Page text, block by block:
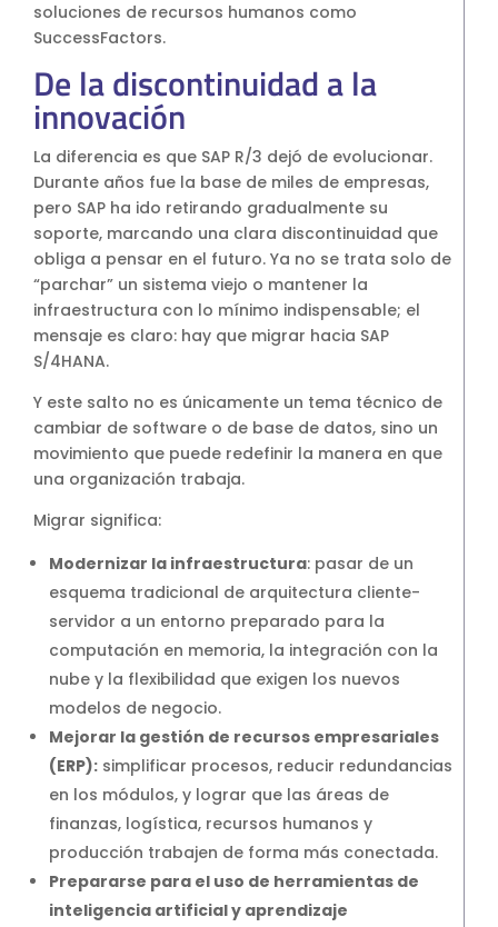
soluciones de recursos humanos como
SuccessFactors.
De la discontinuidad a la
innovación
La diferencia es que SAP R/3 dejó de evolucionar.
Durante años fue la base de miles de empresas,
pero SAP ha ido retirando gradualmente su
soporte, marcando una clara discontinuidad que
obliga a pensar en el futuro. Ya no se trata solo de
“parchar” un sistema viejo o mantener la
infraestructura con lo mínimo indispensable; el
mensaje es claro: hay que migrar hacia SAP
S/4HANA.
Y este salto no es únicamente un tema técnico de
cambiar de software o de base de datos, sino un
movimiento que puede redefinir la manera en que
una organización trabaja.
Migrar significa:
Modernizar la infraestructura: pasar de un
esquema tradicional de arquitectura cliente-
servidor a un entorno preparado para la
computación en memoria, la integración con la
nube y la flexibilidad que exigen los nuevos
modelos de negocio.
Mejorar la gestión de recursos empresariales
(ERP): simplificar procesos, reducir redundancias
en los módulos, y lograr que las áreas de
finanzas, logística, recursos humanos y
producción trabajen de forma más conectada.
Prepararse para el uso de herramientas de
inteligencia artificial y aprendizaje